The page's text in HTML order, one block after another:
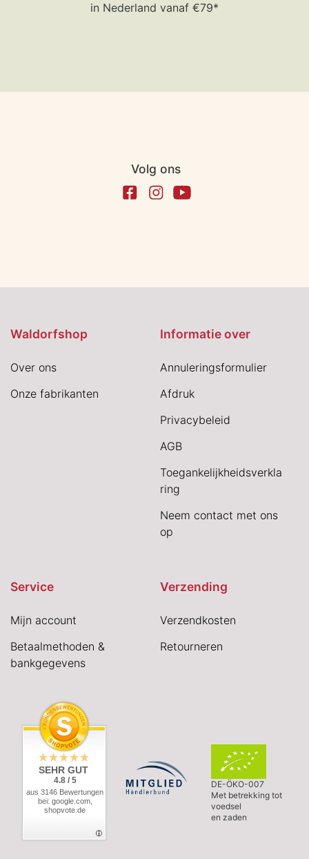
in Nederland vanaf €79*
Volg ons
Waldorfshop
Over ons
Onze fabrikanten
Informatie over
Annuleringsformulier
Afdruk
Privacybeleid
AGB
Toegankelijkheidsverkla
ring
Neem contact met ons
op
Service
Mijn account
Betaalmethoden &
bankgegevens
Verzending
Verzendkosten
Retourneren
SEHR GUT
4.8 / 5
aus 3146 Bewertungen
bei: google.com,
shopvote.de
DE-ÖKO-007
Met betrekking tot
voedsel
en zaden